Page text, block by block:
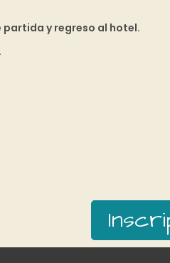
partida y regreso al hotel.